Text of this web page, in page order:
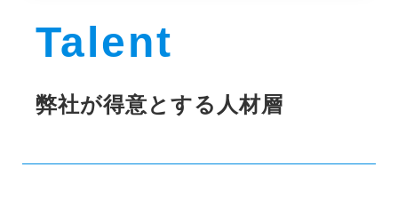
Talent
弊社が得意とする人材層